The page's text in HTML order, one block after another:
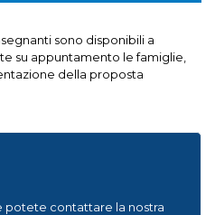
sono disponibili a
su appuntamento le famiglie,
della proposta
potete contattare la nostra